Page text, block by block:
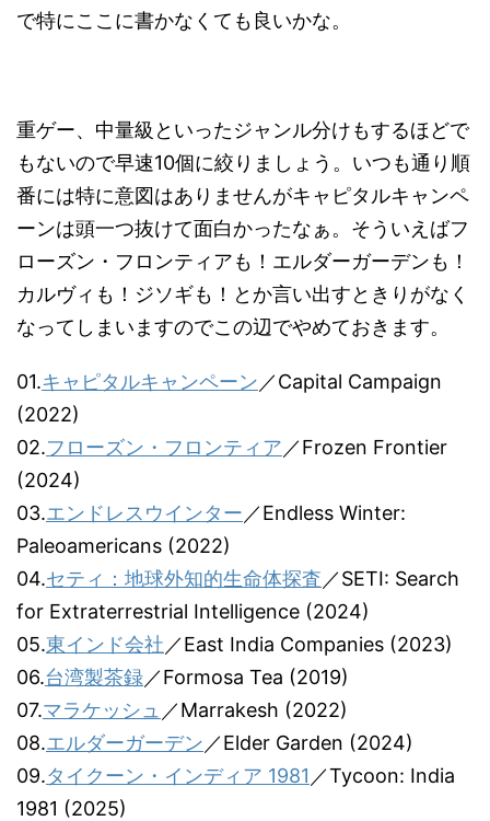
で特にここに書かなくても良いかな。
重ゲー、中量級といったジャンル分けもするほどで
もないので早速10個に絞りましょう。いつも通り順
番には特に意図はありませんがキャピタルキャンペ
ーンは頭一つ抜けて面白かったなぁ。そういえばフ
ローズン・フロンティアも！エルダーガーデンも！
カルヴィも！ジソギも！とか言い出すときりがなく
なってしまいますのでこの辺でやめておきます。
01.キャピタルキャンペーン ／Capital Campaign
(2022)
02.フローズン・フロンティア ／Frozen Frontier
(2024)
03.エンドレスウインター ／Endless Winter:
Paleoamericans (2022)
04.セティ：地球外知的生命体探査 ／SETI: Search
for Extraterrestrial Intelligence (2024)
05.東インド会社 ／East India Companies (2023)
06.台湾製茶録／Formosa Tea (2019)
07.マラケッシュ ／Marrakesh (2022)
08.エルダーガーデン ／Elder Garden (2024)
09.タイクーン・インディア 1981 ／Tycoon: India
1981 (2025)